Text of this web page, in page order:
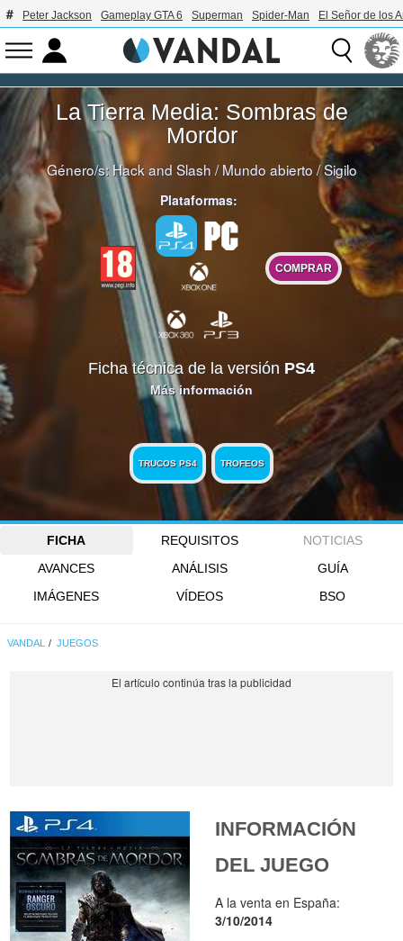
Peter Jackson Gameplay GTA 6 Superman Spider-Man El Señor de los
La Tierra Media: Sombras de
Mordor
Género/s: Hack and Slash /Mundo abierto/Sigilo
Plataformas:
COMPRAR
Ficha técnica de la versión PS4
Más información
TRUCOS PS4 TROFEOS
FICHA REQUISITOS
NOTICIAS
AVANCES
ANÁLISIS
GUÍA
IMÁGENES
VÍDEOS BSO
VANDAL JUEGOS
INFORMACIÓN
DEL JUEGO
A la venta en España:
3/10/2014